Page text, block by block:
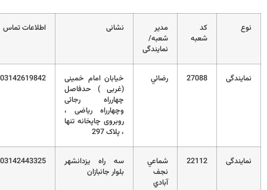
نوع
شعبه
مدیر
شعبه/
نمایندگی
نشانی اطلاعات تماس
نمایندگی 27088 رضائي
خیابان امام خمینی
(غربی ) حدفاصل
چهارراه رجائی
وچهارراه ریاضی ،
روبروی چاپخانه تنها
، پلاک 297
03142619842
نمایندگی 22112
شماعي
نجف
آبادي
سه راه یزدانشهر
بلوار جانبازان
03142443325